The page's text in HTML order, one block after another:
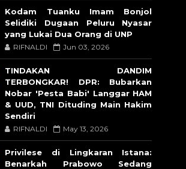
Kodam Tuanku Imam Bonjol
Selidiki Dugaan Peluru Nyasar
yang Lukai Dua Orang di UNP
RIFNALDI Jun 03, 2026
TINDAKAN DANDIM
TERBONGKAR! DPR: Bubarkan
Nobar 'Pesta Babi' Langgar HAM
& UUD, TNI Dituding Main Hakim
Sendiri
RIFNALDI May 13, 2026
Privilese di Lingkaran Istana:
Benarkah Prabowo Sedang